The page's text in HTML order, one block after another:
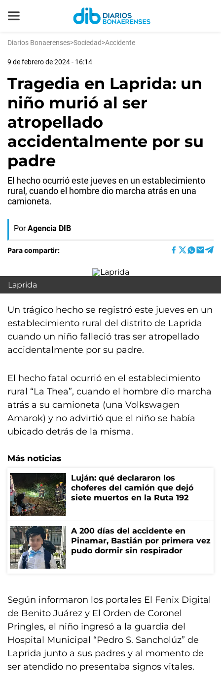
Diarios Bonaerenses>Sociedad>Accidente
9 de febrero de 2024 - 16:14
Tragedia en Laprida: un
niño murió al ser
atropellado
accidentalmente por su
padre
El hecho ocurrió este jueves en un establecimiento
rural, cuando el hombre dio marcha atrás en una
camioneta.
Por Agencia DIB
Para compartir:
Laprida
Un trágico hecho se registró este jueves en un
establecimiento rural del distrito de Laprida
cuando un niño falleció tras ser atropellado
accidentalmente por su padre.
El hecho fatal ocurrió en el establecimiento
rural “La Thea”, cuando el hombre dio marcha
atrás a su camioneta (una Volkswagen
Amarok) y no advirtió que el niño se había
ubicado detrás de la misma.
Más noticias
Luján: qué declararon los
choferes del camión que dejó
siete muertos en la Ruta 192
A 200 días del accidente en
Pinamar, Bastián por primera vez
pudo dormir sin respirador
Según informaron los portales El Fenix Digital
de Benito Juárez y El Orden de Coronel
Pringles, el niño ingresó a la guardia del
Hospital Municipal “Pedro S. Sancholúz” de
Laprida junto a sus padres y al momento de
ser atendido no presentaba signos vitales.